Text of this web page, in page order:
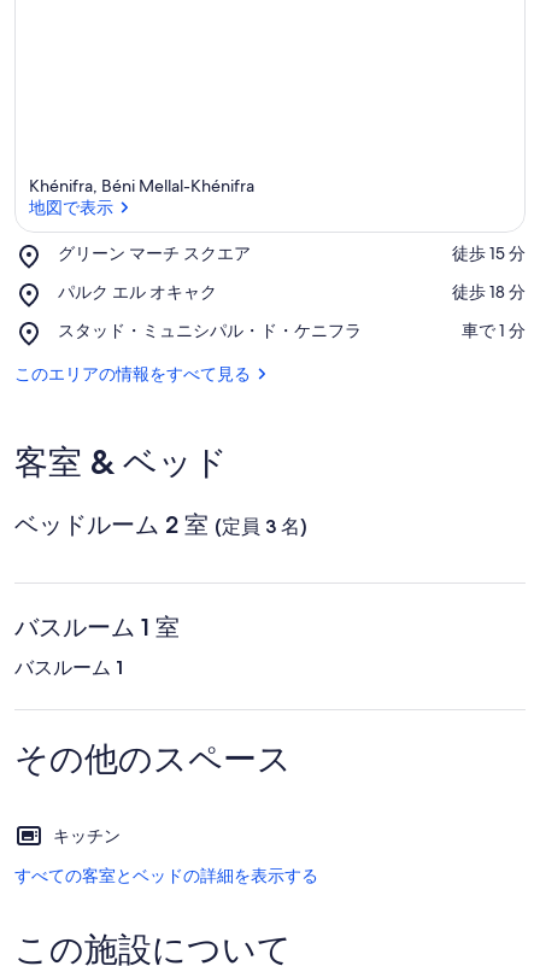
Khénifra, Béni Mellal-Khénifra
地図で表示
グリーン マーチ スクエア
Place,
リ
ン
ー
ク
エ
‪徒歩 15 分‬
パルク エル オキャク
Place,
ル
エ
キ
ャ
‪徒歩 18 分‬
スタッド・ミュニシパル・ド・ケニフラ
Place,
タ
ュ
ニ
パ
ケ
フ
‪車で 1 分‬
このエリアの情報をすべて見る
客室 & ベッド
ベッドルーム 2 室 (定員 3 名)
バスルーム 1 室
バスルーム 1
その他のスペース
キッチン
すべての客室とベッドの詳細を表示する
この施設について